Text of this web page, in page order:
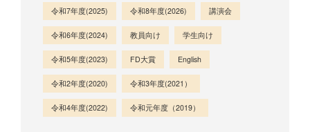
令和7年度(2025) 令和8年度(2026) 講演会
令和6年度(2024) 教員向け 学生向け
令和5年度(2023) FD大賞 English
令和2年度(2020) 令和3年度(2021）
令和4年度(2022) 令和元年度（2019）